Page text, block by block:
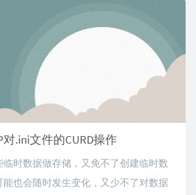
.ini文件的CURD操作
时数据做存储，又免不了创建临时数
也会随时发生变化，又少不了对数据